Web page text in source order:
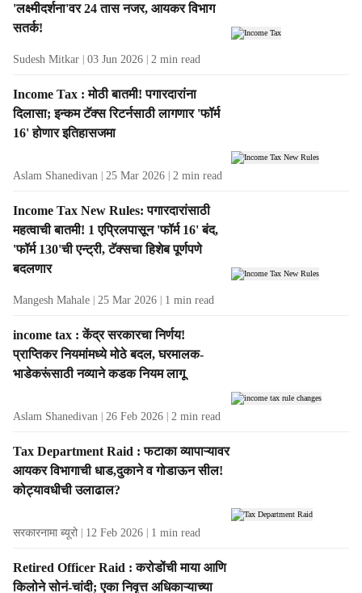
'लक्ष्मीदर्शना'वर 24 तास नजर, आयकर विभाग
सतर्क!
Sudesh Mitkar 03 Jun 2026 2 min read
Income Tax : मोठी बातमी! पगारदारांना
दिलासा; इन्कम टॅक्स रिटर्नसाठी लागणार 'फॉर्म
16' होणार इतिहासजमा
Aslam Shanedivan 25 Mar 2026 2 min read
Income Tax New Rules: पगारदारांसाठी
महत्वाची बातमी! 1 एप्रिलपासून 'फॉर्म 16' बंद,
'फॉर्म 130'ची एन्ट्री, टॅक्सचा हिशेब पूर्णपणे
बदलणार
Mangesh Mahale 25 Mar 2026 1 min read
income tax : केंद्र सरकारचा निर्णय!
प्राप्तिकर नियमांमध्ये मोठे बदल, घरमालक-
भाडेकरूंसाठी नव्याने कडक नियम लागू
Aslam Shanedivan 26 Feb 2026 2 min read
Tax Department Raid : फटाका व्यापाऱ्यावर
आयकर विभागाची धाड,दुकाने व गोडाऊन सील!
कोट्यावधीची उलाढाल?
सरकारनामा ब्यूरो 12 Feb 2026 1 min read
Retired Officer Raid : करोडोंची माया आणि
किलोने सोनं-चांदी; एका निवृत्त अधिकाऱ्याच्या